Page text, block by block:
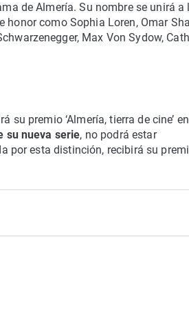
de Almería. Su nombre se unirá a
honor como Sophia Loren, Omar
Max Von Sydow,
su premio ‘Almería, tierra de cine’
su nueva serie, no podrá estar
por esta distinción, recibirá su